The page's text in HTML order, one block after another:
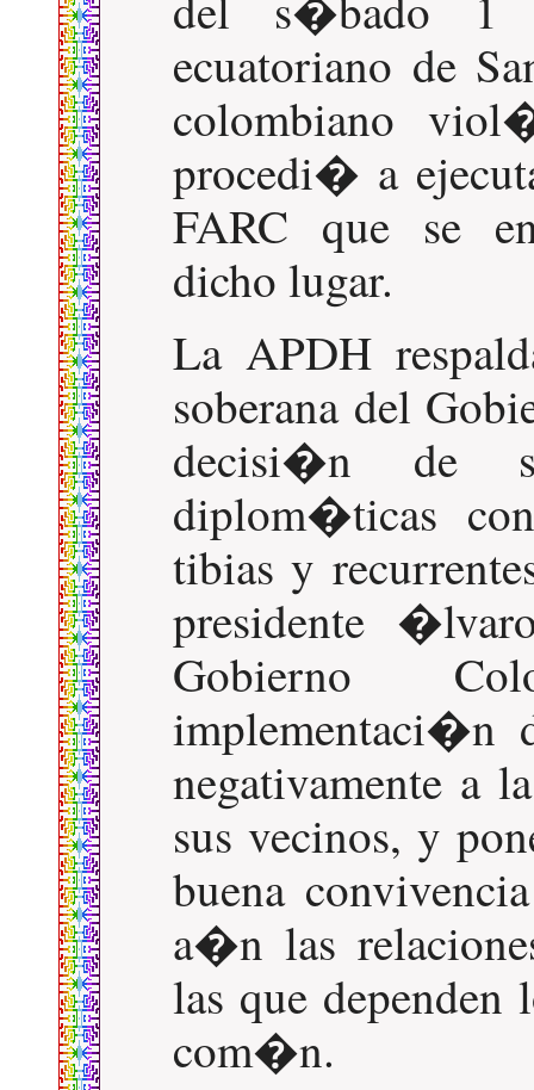
ecuatoriano de
colombiano
procedi� a
FARC que se
dicho lugar.
La APDH
soberana del
decisi�n de
diplom�ticas
tibias y
presidente
Gobierno
implementaci�n
negativamente a
sus vecinos, y
buena
a�n las
las que dependen
com�n.